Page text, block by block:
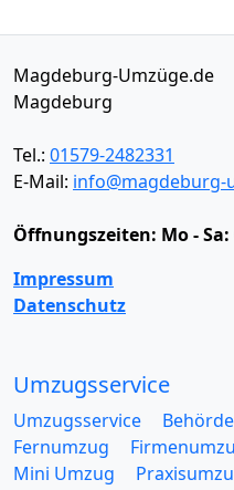
Magdeburg-Umzüge.de
Magdeburg
Tel.: 01579-2482331
E-Mail: info@magdeburg-
Öffnungszeiten: Mo -
Impressum
Datenschutz
Umzugsservice
Umzugsservice
Fernumzug
Mini Umzug